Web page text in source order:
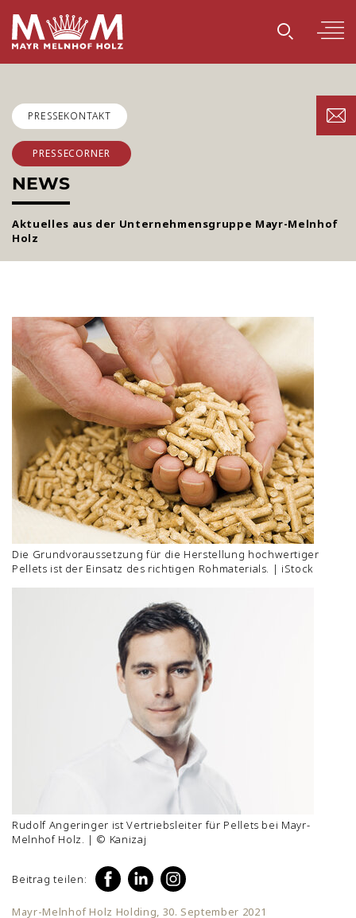
PRESSEKONTAKT
PRESSECORNER
NEWS
Aktuelles aus der Unternehmensgruppe Mayr-Melnhof
Holz
Die Grundvoraussetzung für die Herstellung hochwertiger
Pellets ist der Einsatz des richtigen Rohmaterials. | iStock
Rudolf Angeringer ist Vertriebsleiter für Pellets bei Mayr-
Melnhof Holz. | © Kanizaj
Beitrag teilen:
Mayr-Melnhof Holz Holding, 30. September 2021